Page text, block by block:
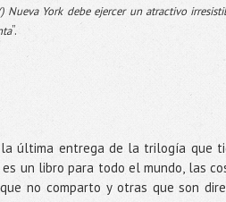
York debe ejercer un atractivo
”.
la última entrega de la trilogía que
es un libro para todo el mundo, las
no comparto y otras que son